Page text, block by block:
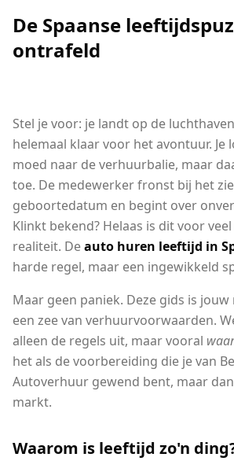
De Spaanse
ontrafeld
Stel je voor: je landt op de
helemaal klaar voor het avontuur. Je
moed naar de verhuurbalie, maar
toe. De medewerker fronst bij het
geboortedatum en begint over
Klinkt bekend? Helaas is dit voor
realiteit. Deauto huren leeftijd in
harde regel, maar een ingewikkeld
Maar geen paniek. Deze gids is
een zee van verhuurvoorwaarden.
alleen de regels uit, maar vooral
het als de voorbereiding die je van
Autoverhuur gewend bent, maar
markt.
Waarom is leeftijd zo'n